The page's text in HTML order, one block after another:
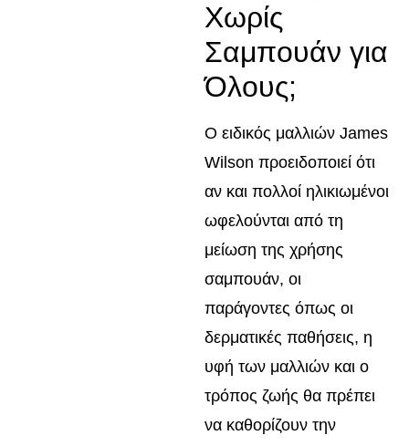
Χωρίς
Σαμπουάν για
Όλους;
Ο ειδικός μαλλιών James
Wilson προειδοποιεί ότι
αν και πολλοί ηλικιωμένοι
ωφελούνται από τη
μείωση της χρήσης
σαμπουάν, οι
παράγοντες όπως οι
δερματικές παθήσεις, η
υφή των μαλλιών και ο
τρόπος ζωής θα πρέπει
να καθορίζουν την